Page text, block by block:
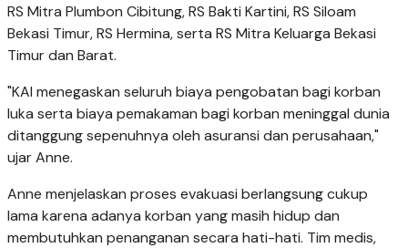
RS Mitra Plumbon Cibitung, RS Bakti Kartini, RS Siloam
Bekasi Timur, RS Hermina, serta RS Mitra Keluarga Bekasi
Timur dan Barat.
"KAI menegaskan seluruh biaya pengobatan bagi korban
luka serta biaya pemakaman bagi korban meninggal dunia
ditanggung sepenuhnya oleh asuransi dan perusahaan,"
ujar Anne.
Anne menjelaskan proses evakuasi berlangsung cukup
lama karena adanya korban yang masih hidup dan
membutuhkan penanganan secara hati-hati. Tim medis,